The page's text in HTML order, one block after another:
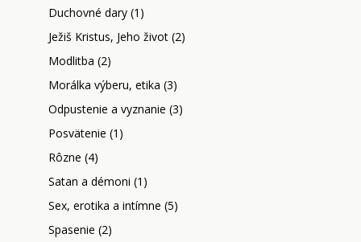
Duchovné dary(1)
Ježiš Kristus, Jeho život(2)
Modlitba (2)
Morálka výberu, etika (3)
Odpustenie a vyznanie (3)
Posvätenie (1)
Rôzne (4)
Satan a démoni (1)
Sex, erotika a intímne (5)
Spasenie (2)